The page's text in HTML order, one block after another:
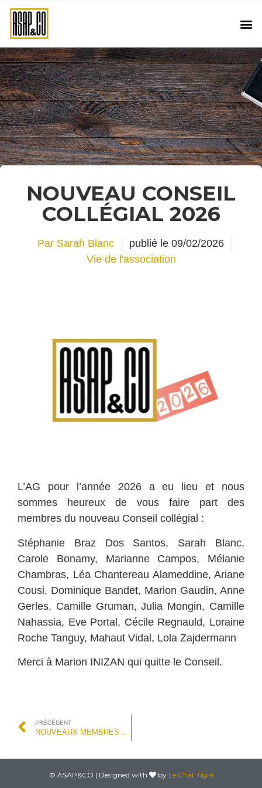
NOUVEAU CONSEIL
COLLÉGIAL 2026
Par Sarah Blanc publié le 09/02/2026
Vie de l'association
L’AG pour l’année 2026 a eu lieu et nous
sommes heureux de vous faire part des
membres du nouveau Conseil collégial :
Stéphanie Braz Dos Santos, Sarah Blanc,
Carole Bonamy, Marianne Campos, Mélanie
Chambras, Léa Chantereau Alameddine, Ariane
Cousi, Dominique Bandet, Marion Gaudin, Anne
Gerles, Camille Gruman,Julia Mongin, Camille
Nahassia, Eve Portal, Cécile Regnauld, Loraine
Roche Tanguy, Mahaut Vidal, Lola Zajdermann
Merci à Marion INIZAN qui quitte le Conseil.
PRÉCÉDENT
NOUVEAUX MEMBRES – JUILLET 2024
© ASAP&CO | Designed with by Le Chat Tigré